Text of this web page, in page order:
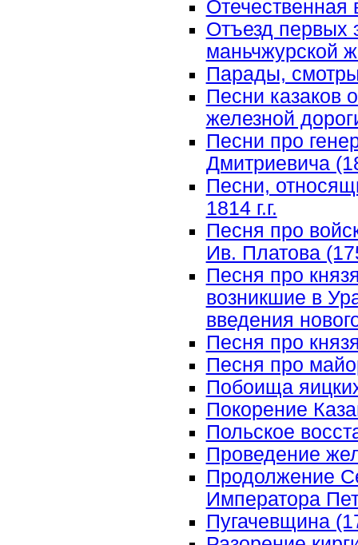
Отечественная
Отъезд первых
маньчжурской
Парады,
Песни казаков
железной
Песни про
Дмитриевича
Песни,
1814 г.г.
Песня про
Ив. Платова
Песня про
возникшие в
введения
Песня про
Песня про
Побоища
Покорение
Польское
Проведение
Продолжение
Императора
Пугачевщина